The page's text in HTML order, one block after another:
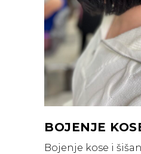
BOJENJE
Bojenje kose i